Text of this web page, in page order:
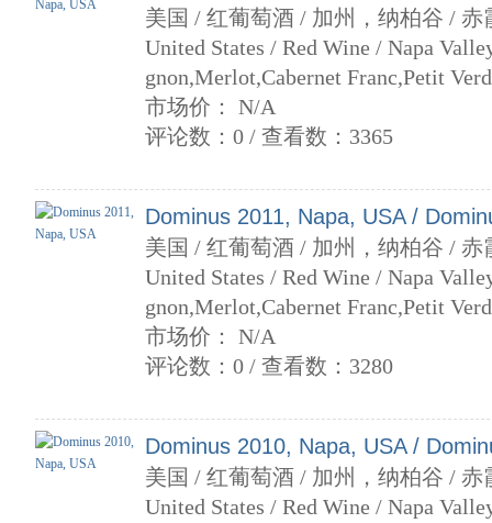
美国 / 红葡萄酒 / 加州，纳柏谷 /
United States / Red Wine / Napa
gnon,Merlot,Cabernet Franc,Petit
市场价： N/A
评论数：0 / 查看数：3365
Dominus 2011, Napa, USA /
美国 / 红葡萄酒 / 加州，纳柏谷 /
United States / Red Wine / Napa
gnon,Merlot,Cabernet Franc,Petit
市场价： N/A
评论数：0 / 查看数：3280
Dominus 2010, Napa, USA /
美国 / 红葡萄酒 / 加州，纳柏谷 / 赤
United States / Red Wine / Napa